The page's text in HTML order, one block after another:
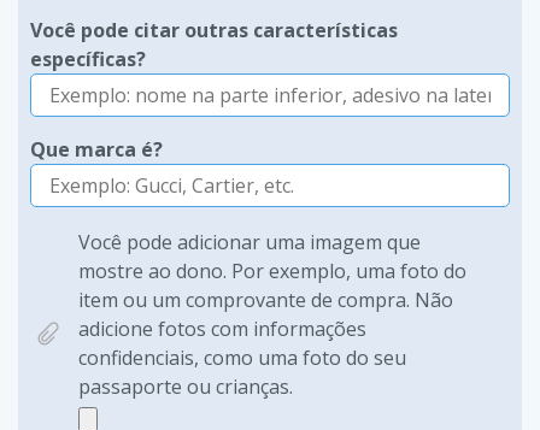
Você pode citar outras características
específicas?
Que marca é?
Você pode adicionar uma imagem que
mostre ao dono. Por exemplo, uma foto do
item ou um comprovante de compra. Não
adicione fotos com informações
confidenciais, como uma foto do seu
passaporte ou crianças.